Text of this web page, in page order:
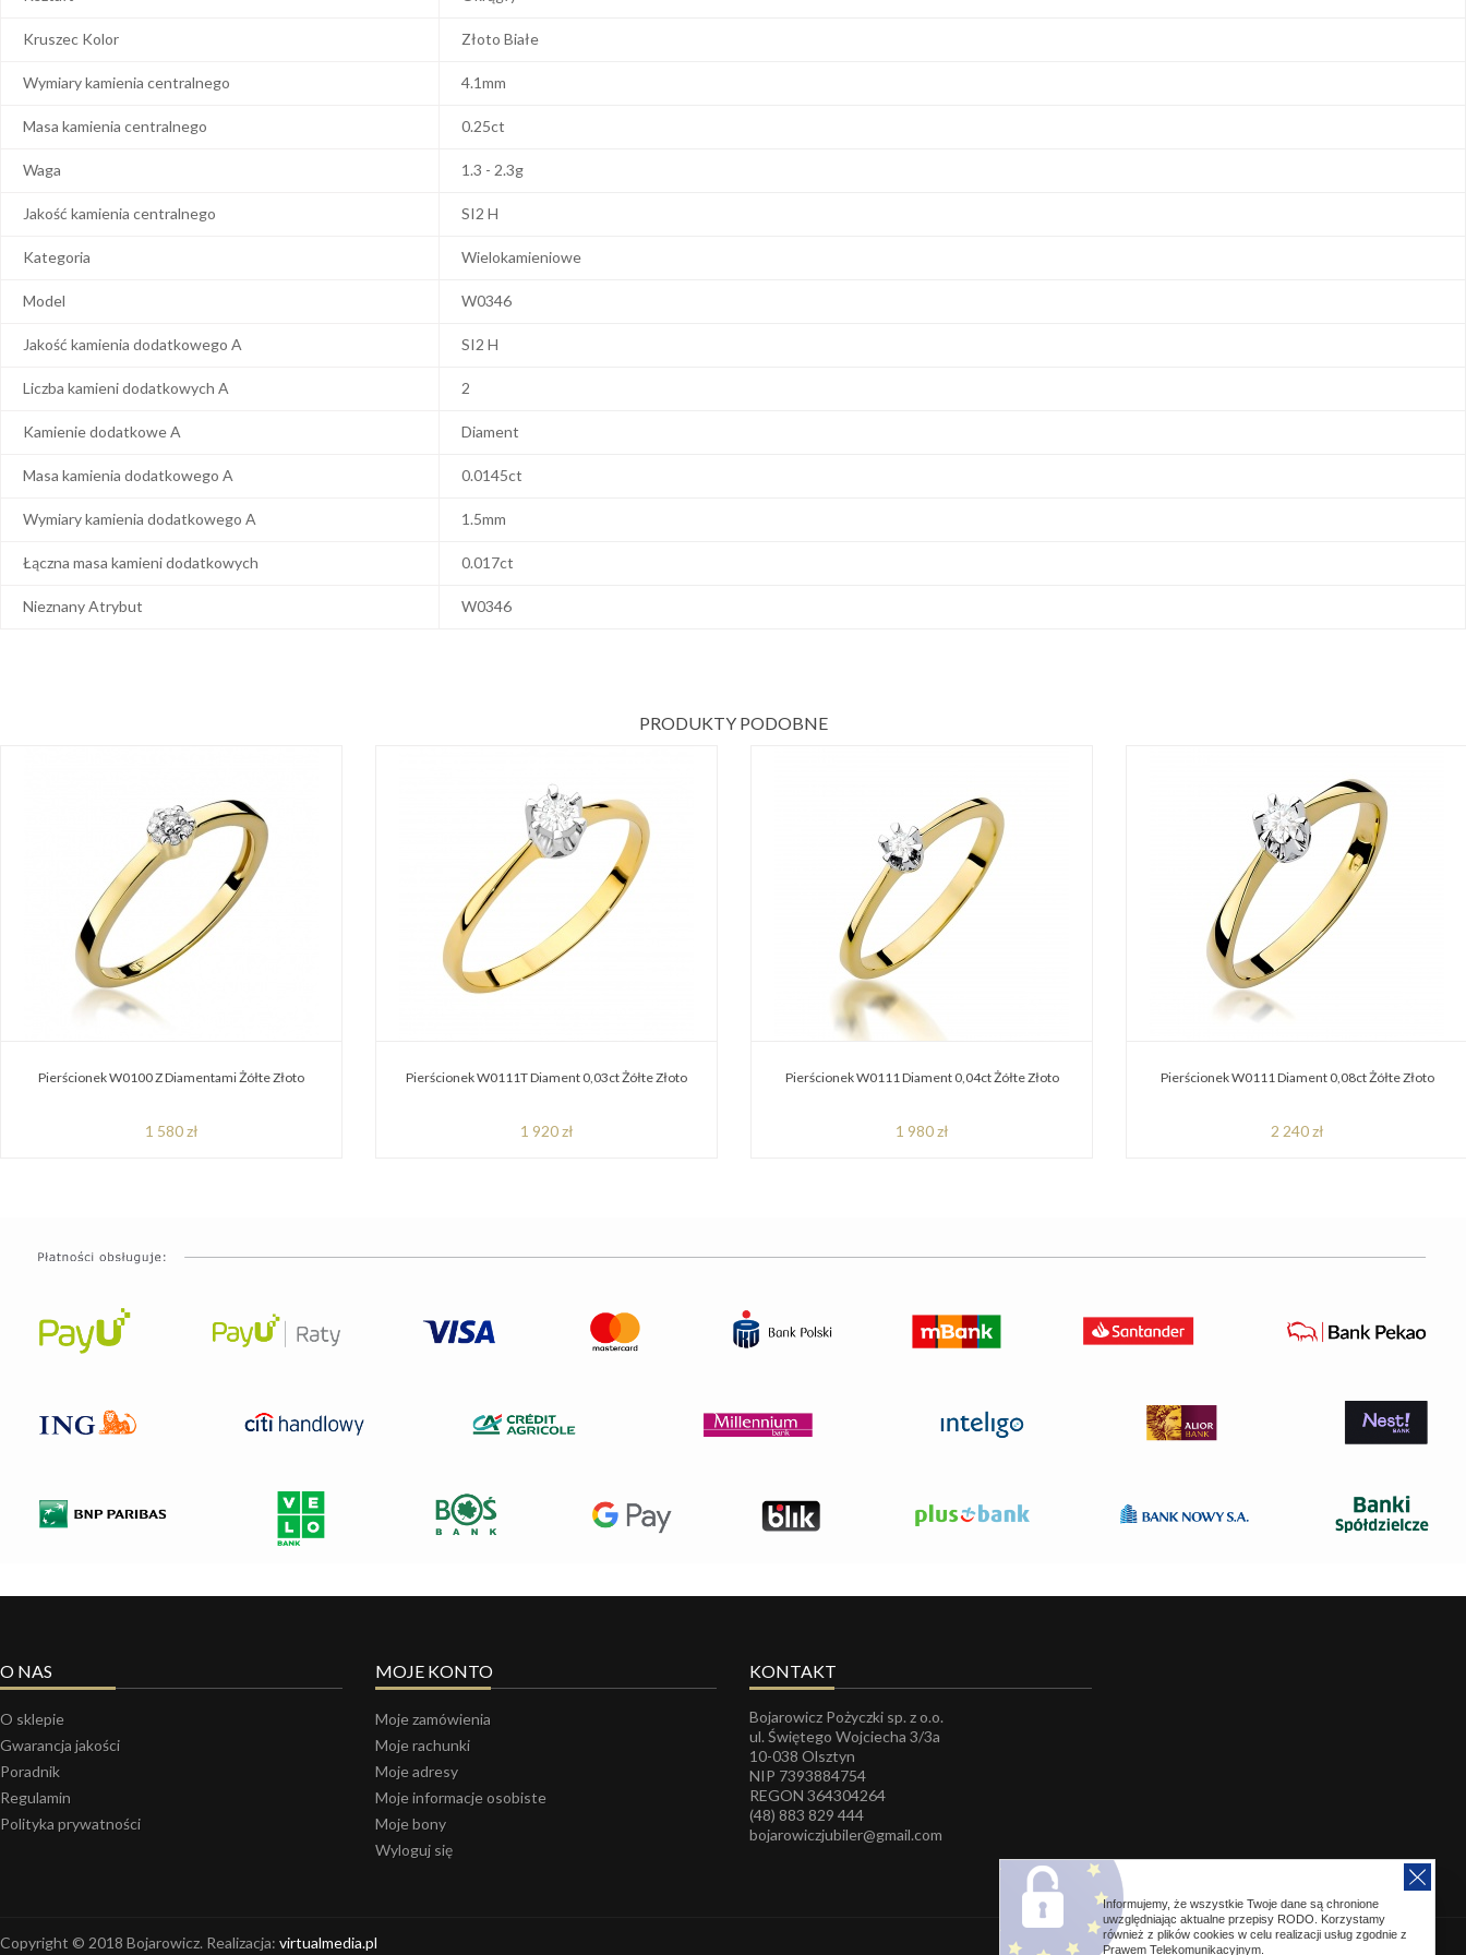
Kruszec Kolor Złoto Białe
Wymiary kamienia centralnego 4.1mm
Masa kamienia centralnego 0.25ct
Waga 1.3 - 2.3g
Jakość kamienia centralnego SI2 H
Kategoria Wielokamieniowe
Model W0346
Jakość kamienia dodatkowego A SI2 H
Liczba kamieni dodatkowych A 2
Kamienie dodatkowe A Diament
Masa kamienia dodatkowego A 0.0145ct
Wymiary kamienia dodatkowego A 1.5mm
Łączna masa kamieni dodatkowych 0.017ct
Nieznany Atrybut W0346
PRODUKTY PODOBNE
Pierścionek W0100 Z Diamentami Żółte Złoto
1 580 zł
Pierścionek W0111T Diament 0,03ct Żółte Złoto
1 920 zł
Pierścionek W0111 Diament 0,04ct Żółte Złoto
1 980 zł
Pierścionek W0111 Diament 0,08ct Żółte Złoto
2 240 zł
O NAS
O sklepie
Gwarancja jakości
Poradnik
Regulamin
Polityka prywatności
MOJE KONTO
Moje zamówienia
Moje rachunki
Moje adresy
Moje informacje osobiste
Moje bony
Wyloguj się
KONTAKT
Bojarowicz Pożyczki sp. z o.o.
ul. Świętego Wojciecha 3/3a
10-038 Olsztyn
NIP 7393884754
REGON 364304264
(48) 883 829 444
bojarowiczjubiler@gmail.com
Copyright © 2018 Bojarowicz. Realizacja: virtualmedia.pl
Informujemy, że wszystkie Twoje dane są chronione
uwzględniając aktualne przepisy RODO. Korzystamy
również z plików cookies w celu realizacji usług zgodnie z
Prawem Telekomunikacyjnym.